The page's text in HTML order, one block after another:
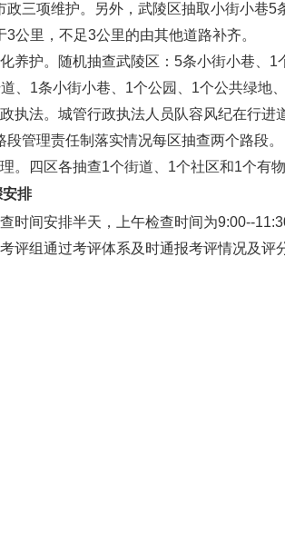
政三项维护。另外，武陵区抽取小街小巷
3公里，不足3公里的由其他道路补齐。
养护。随机抽查武陵区：5条小街小巷、
、1条小街小巷、1个公园、1个公共绿地
执法。城管行政执法人员队容风纪在行
段管理责任制落实情况每区抽查两个路段。
。四区各抽查1个街道、1个社区和1个有
安排
时间安排半天，上午检查时间为9:00--
评组通过考评体系及时通报考评情况及评